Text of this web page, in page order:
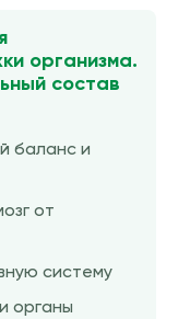
организма.
состав
баланс и
от
систему
органы